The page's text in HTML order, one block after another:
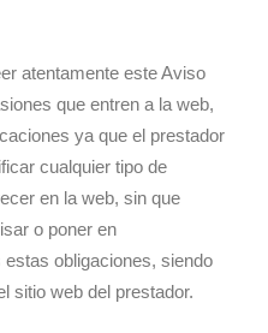
atentamente este Aviso
que entren a la web,
ya que el prestador
cualquier tipo de
en la web, sin que
o poner en
obligaciones, siendo
sitio web del prestador.